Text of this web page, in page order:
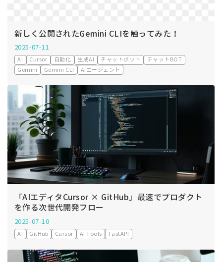
新しく公開されたGemini CLIを触ってみた！
2025-07-11
AI Cursor 自動化 生成AI チャットボット
チャットBOT
Gemini
Gemini CLI AIエージェント
「AIエディタCursor × GitHub」最速でプロダクト
を作る次世代開発フロー
2025-07-10
AI GitHub Cursor AI Tools FastAPI